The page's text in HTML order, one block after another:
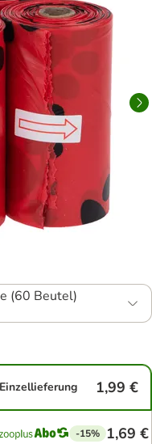
(60 Beutel)
Einzellieferung 1,99 €
-15% 1,69 €